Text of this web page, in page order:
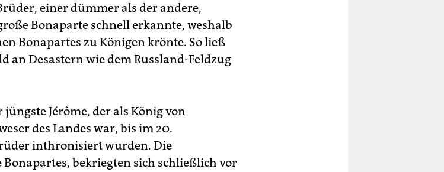
einer dümmer als der andere,
Bonaparte schnell erkannte, weshalb
Bonapartes zu Königen krönte. So ließ
an Desastern wie dem Russland-Feldzug
Jérôme, der als König von
des Landes war, bis im 20.
inthronisiert wurden. Die
Bonapartes, bekriegten sich schließlich vor